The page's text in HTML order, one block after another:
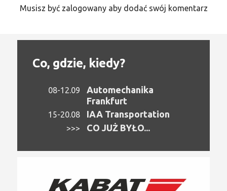
Musisz być zalogowany aby dodać swój komentarz
Co, gdzie, kiedy?
08-12.09
Automechanika
Frankfurt
15-20.08 IAA Transportation
>>> CO JUŻ BYŁO...